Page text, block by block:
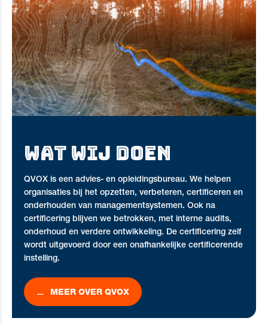
WAT WIJ DOEN
QVOX is een advies- en opleidingsbureau. We helpen
organisaties bij het opzetten, verbeteren, certificeren en
onderhouden van managementsystemen. Ook na
certificering blijven we betrokken, met interne audits,
onderhoud en verdere ontwikkeling. De certificering zelf
wordt uitgevoerd door een onafhankelijke certificerende
instelling.
MEER OVER QVOX